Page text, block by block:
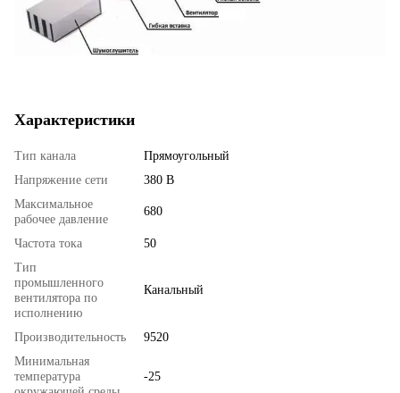
Характеристики
Тип канала
Прямоугольный
Напряжение сети
380 В
Максимальное
рабочее давление
680
Частота тока
50
Тип
промышленного
вентилятора по
исполнению
Канальный
Производительность
9520
Минимальная
температура
-25